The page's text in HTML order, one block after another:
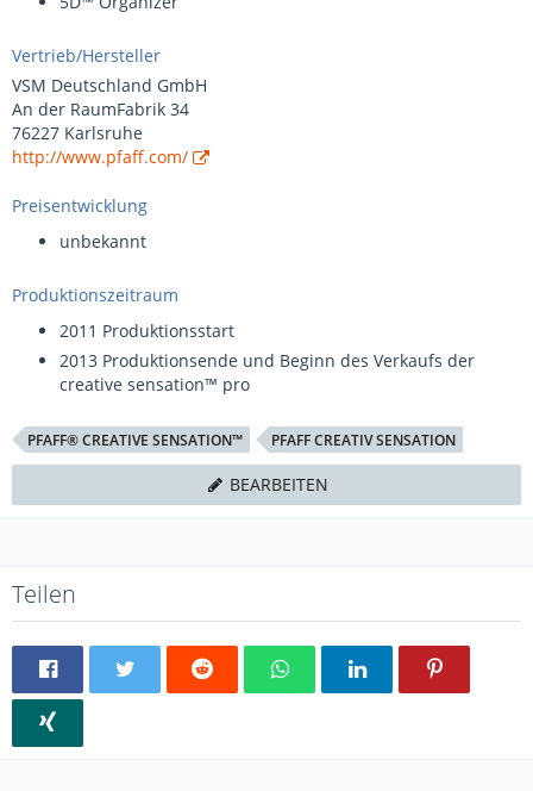
Vertrieb/Hersteller
VSM Deutschland GmbH
An der RaumFabrik 34
76227 Karlsruhe
http://www.pfaff.com/
Preisentwicklung
unbekannt
Produktionszeitraum
2011 Produktionsstart
2013 Produktionsende und Beginn des Verkaufs der
creative sensation™ pro
PFAFF® CREATIVE SENSATION™ PFAFF CREATIV SENSATION
BEARBEITEN
Teilen